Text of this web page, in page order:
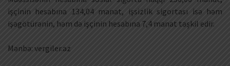
işçinin hesabına 134,04 manat, işsizlik sigortası isə həm
işəgötürənin, həm də işçinin hesabına 7,4 manat təşkil edir.
Mənbə: vergiler.az